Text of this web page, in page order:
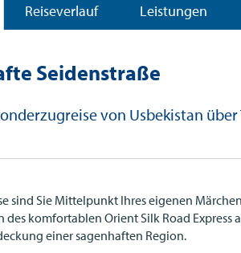
Reiseverlauf Leistungen
Seidenstraße
von Usbekistan
sind Sie Mittelpunkt Ihres eigenen
des komfortablen Orient Silk Road
einer sagenhaften Region.